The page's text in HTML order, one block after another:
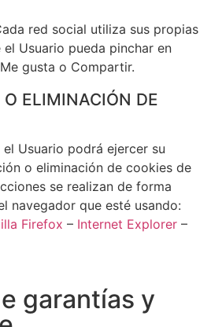
red social utiliza sus propias
Usuario pueda pinchar en
gusta o Compartir.
ELIMINACIÓN DE
Usuario podrá ejercer su
o eliminación de cookies de
se realizan de forma
navegador que esté usando:
Firefox – Internet Explorer –
garantías y